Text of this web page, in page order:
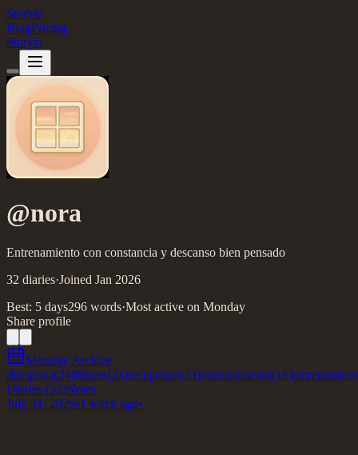
Storyie
BlogPricing
Storyie
@nora
Entrenamiento con constancia y descanso bien pensado
32 diaries·Joined Jan 2026
Best: 5 days296 words·Most active on Monday
Share profile
Monthly Archive
disciplina(24)fitness(24)recuperaci(23)entrenamiento(16)
Diaries (32)Notes
July 31, 2026•1 week ago•